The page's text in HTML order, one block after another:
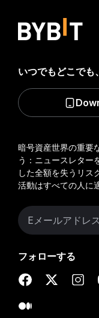
暗号資産世界の重要
う：ニュースレター
した全額を失うリス
活動はすべての人に
フォローする
いつでもどこでも